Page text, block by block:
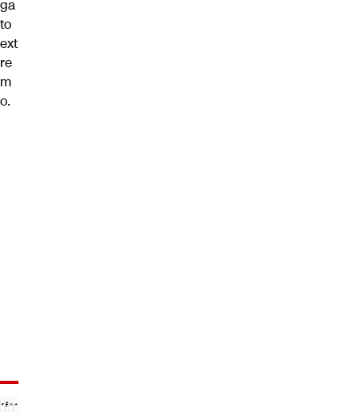
ga
to
ext
re
m
o.